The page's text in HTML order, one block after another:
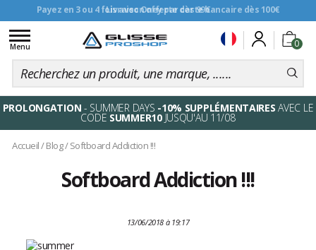
Livraison offerte dès 99€
0
Toggle
navigation
Menu
PROLONGATION - SUMMER DAYS -10% SUPPLÉMENTAIRES AVEC LE
CODE SUMMER10JUSQU'AU 11/08
Accueil/Blog/Softboard Addiction !!!
Softboard Addiction !!!
13/06/2018 à 19:17